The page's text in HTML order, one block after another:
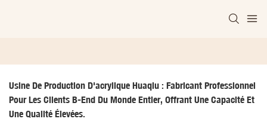
Usine De Production D'acrylique Huaqiu : Fabricant Professionnel
Pour Les Clients B-End Du Monde Entier, Offrant Une Capacité Et
Une Qualité Élevées.